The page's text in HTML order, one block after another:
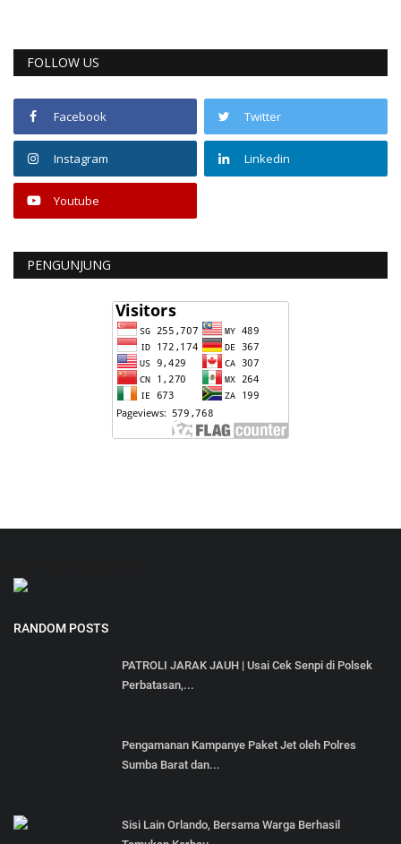
FOLLOW US
Facebook Twitter
Instagram Linkedin
Youtube
PENGUNJUNG
RANDOM POSTS
PATROLI JARAK JAUH | Usai Cek Senpi di Polsek
Perbatasan,...
Pengamanan Kampanye Paket Jet oleh Polres
Sumba Barat dan...
Sisi Lain Orlando, Bersama Warga Berhasil